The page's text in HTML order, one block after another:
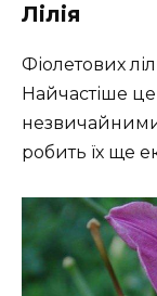
Лілія
Фіолетових
Найчастіше
робить їх ще